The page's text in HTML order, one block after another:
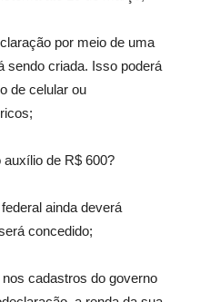
por meio de uma
sendo criada. Isso poderá
de celular ou
de R$ 600?
ainda deverá
concedido;
cadastros do governo